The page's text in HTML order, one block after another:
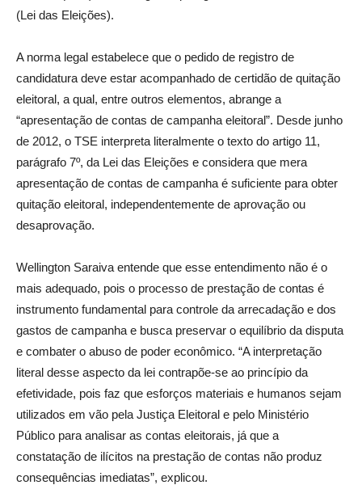
(Lei das Eleições).
A norma legal estabelece que o pedido de registro de
candidatura deve estar acompanhado de certidão de quitação
eleitoral, a qual, entre outros elementos, abrange a
“apresentação de contas de campanha eleitoral”. Desde junho
de 2012, o TSE interpreta literalmente o texto do artigo 11,
parágrafo 7º, da Lei das Eleições e considera que mera
apresentação de contas de campanha é suficiente para obter
quitação eleitoral, independentemente de aprovação ou
desaprovação.
Wellington Saraiva entende que esse entendimento não é o
mais adequado, pois o processo de prestação de contas é
instrumento fundamental para controle da arrecadação e dos
gastos de campanha e busca preservar o equilíbrio da disputa
e combater o abuso de poder econômico. “A interpretação
literal desse aspecto da lei contrapõe-se ao princípio da
efetividade, pois faz que esforços materiais e humanos sejam
utilizados em vão pela Justiça Eleitoral e pelo Ministério
Público para analisar as contas eleitorais, já que a
constatação de ilícitos na prestação de contas não produz
consequências imediatas”, explicou.